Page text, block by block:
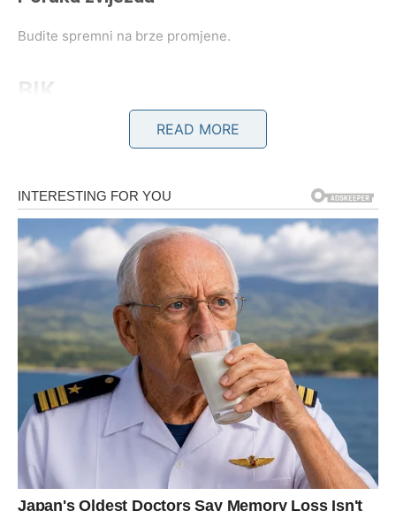
Budite spremni na brze promjene.
BIK
Šta vam donosi kraj juna?
Finansijska situacija postaje stabilnija, a jedna odluka koju
donesete sada mogla bi imati dugoročno pozitivan uticaj.
Poruka zvijezda
Ne potcjenjujte male korake naprijed.
BLIZANCI
Šta vam donosi kraj juna?
Pred vama su zanimljivi razgovori i nova poznanstva.
Jedna osoba mogla bi igrati važnu ulogu u vašoj
budućnosti.
READ MORE